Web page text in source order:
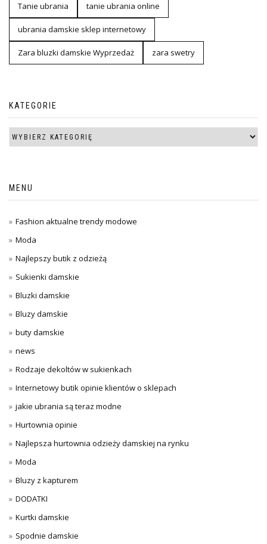
Tanie ubrania tanie ubrania online
ubrania damskie sklep internetowy
Zara bluzki damskie Wyprzedaż zara swetry
KATEGORIE
MENU
Fashion aktualne trendy modowe
Moda
Najlepszy butik z odzieżą
Sukienki damskie
Bluzki damskie
Bluzy damskie
buty damskie
news
Rodzaje dekoltów w sukienkach
Internetowy butik opinie klientów o sklepach
jakie ubrania są teraz modne
Hurtownia opinie
Najlepsza hurtownia odzieży damskiej na rynku
Moda
Bluzy z kapturem
DODATKI
Kurtki damskie
Spodnie damskie